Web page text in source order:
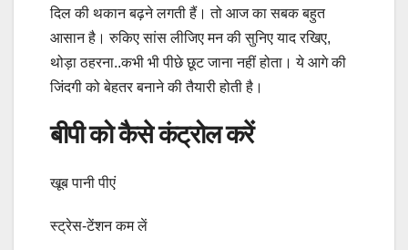
दिल की थकान बढ़ने लगती हैं। तो आज का सबक बहुत
आसान है। रुकिए सांस लीजिए मन की सुनिए याद रखिए,
थोड़ा ठहरना..कभी भी पीछे छूट जाना नहीं होता। ये आगे की
जिंदगी को बेहतर बनाने की तैयारी होती है।
बीपी को कैसे कंट्रोल करें
खूब पानी पीएं
स्ट्रेस-टेंशन कम लें